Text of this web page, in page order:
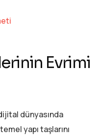
Evrimi
dünyasında
yapı taşlarını